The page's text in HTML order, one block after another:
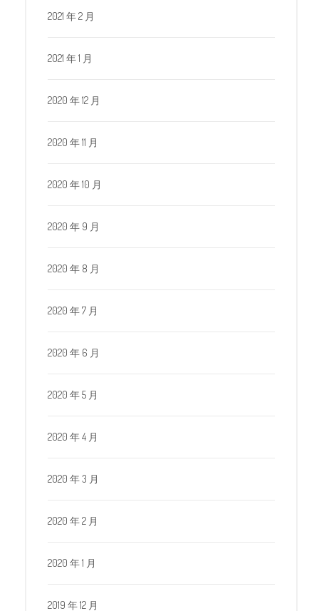
2021 年 2 月
2021 年 1 月
2020 年 12 月
2020 年 11 月
2020 年 10 月
2020 年 9 月
2020 年 8 月
2020 年 7 月
2020 年 6 月
2020 年 5 月
2020 年 4 月
2020 年 3 月
2020 年 2 月
2020 年 1 月
2019 年 12 月